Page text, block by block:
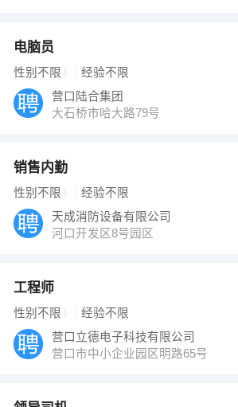
电脑员
性别不限 经验不限
营口陆合集团
大石桥市哈大路79号
销售内勤
性别不限 经验不限
天成消防设备有限公司
河口开发区8号园区
工程师
性别不限 经验不限
营口立德电子科技有限公司
营口市中小企业园区明路65号